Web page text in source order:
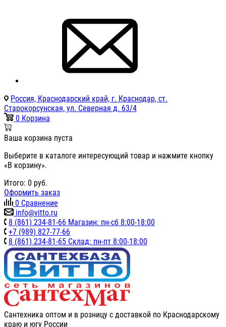
Россия, Краснодарский край, г. Краснодар, ст.
Старокорсунская, ул. Северная д. 63/4
0 Корзина
Ваша корзина пуста
Выберите в каталоге интересующий товар и нажмите кнопку
«В корзину».
Итого: 0 руб.
Оформить заказ
0 Сравнение
info@vitto.ru
8 (861) 234-81-66 Магазин: пн-сб 8:00-18:00
+7 (989) 827-77-66
8 (861) 234-81-65 Склад: пн-пт 8:00-18:00
Сантехника оптом и в розницу с доставкой по Краснодарскому
краю и югу России